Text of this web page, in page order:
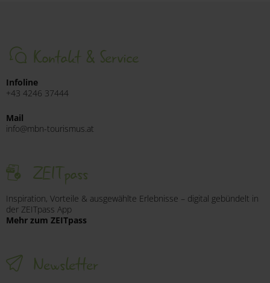
Kontakt & Service
Infoline
+43 4246 37444
Mail
info@mbn-tourismus.at
ZEITpass
Inspiration, Vorteile & ausgewählte Erlebnisse – digital gebündelt in
der ZEITpass App
Mehr zum ZEITpass
Newsletter